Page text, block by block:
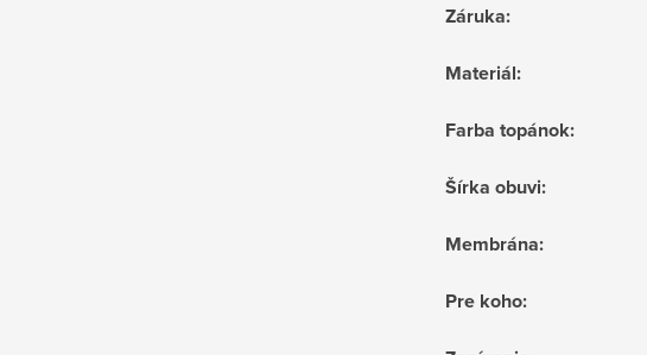
Záruka:
Materiál:
Farba topánok:
Šírka obuvi:
Membrána:
Pre koho: